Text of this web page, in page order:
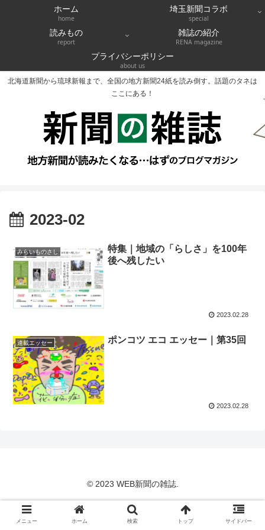
北海道新聞から琉球新報まで、全国の地方新聞24紙を読み倒す。話題のタネは
ここにある！
ホーム
home
埼玉新聞コラボ
special
読みもの
report
雑誌の紹介
RENA magazine
プライバシーポリシー
about us
2023-02
みらいものさし
特集｜地域の「らしさ」を100年
後へ残したい
2023.02.28
連載エッセー ポンコツ エコ エッセー｜第35回
2023.02.28
© 2023 WEB新聞の雑誌.
メニュー ホーム 検索 トップ サイドバー